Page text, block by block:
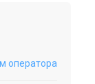
оператора